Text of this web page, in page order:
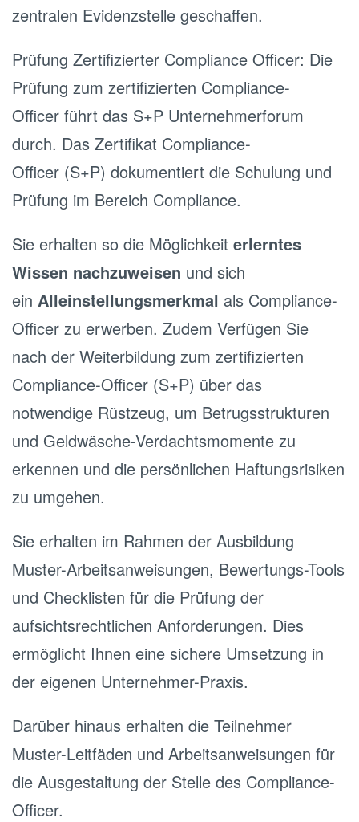
zentralen Evidenzstelle geschaffen.
Prüfung Zertifizierter Compliance Officer: Die
Prüfung zum zertifizierten Compliance-
Officer führt das S+P Unternehmerforum
durch. Das Zertifikat Compliance-
Officer (S+P) dokumentiert die Schulung und
Prüfung im Bereich Compliance.
Sie erhalten so die Möglichkeit erlerntes
Wissen nachzuweisen und sich
ein Alleinstellungsmerkmal als Compliance-
Officer zu erwerben. Zudem Verfügen Sie
nach der Weiterbildung zum zertifizierten
Compliance-Officer (S+P) über das
notwendige Rüstzeug, um Betrugsstrukturen
und Geldwäsche-Verdachtsmomente zu
erkennen und die persönlichen Haftungsrisiken
zu umgehen.
Sie erhalten im Rahmen der Ausbildung
Muster-Arbeitsanweisungen, Bewertungs-Tools
und Checklisten für die Prüfung der
aufsichtsrechtlichen Anforderungen. Dies
ermöglicht Ihnen eine sichere Umsetzung in
der eigenen Unternehmer-Praxis.
Darüber hinaus erhalten die Teilnehmer
Muster-Leitfäden und Arbeitsanweisungen für
die Ausgestaltung der Stelle des Compliance-
Officer.